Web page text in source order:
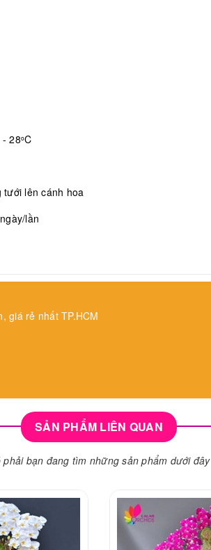
28oC
tưới lên cánh hoa
lần
giá rẻ nhất TP.HCM
SẢN PHẨM LIÊN QUAN
phải bạn đang tìm những sản phẩm dưới đây